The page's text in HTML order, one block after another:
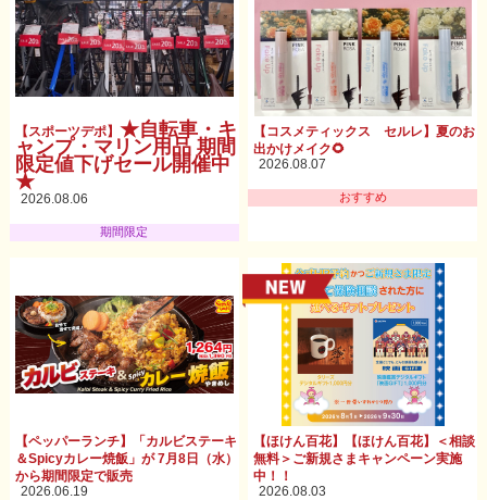
【スポーツデポ】 ★自転車・キ
ャンプ・マリン用品 期間
限定値下げセール開催中
★
2026.08.06
期間限定
【コスメティックス セルレ】夏のお
出かけメイク🌻
2026.08.07
おすすめ
【ペッパーランチ】「カルビステーキ
＆Spicyカレー焼飯」が 7月8日（水）
から期間限定で販売
2026.06.19
【ほけん百花】【ほけん百花】＜相談
無料＞ご新規さまキャンペーン実施
中！！
2026.08.03